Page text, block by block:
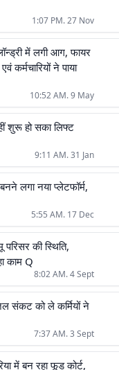
1:07 PM. 27 Nov
में लगी आग, फायर
कर्मचारियों ने पाया
10:52 AM. 9 May
शुरू हो सका लिफ्ट
9:11 AM. 31 Jan
बनने लगा नया प्लेटफॉर्म,
5:55 AM. 17 Dec
परिसर की स्थिति,
काम Q
8:02 AM. 4 Sept
संकट को ले कर्मियों ने
7:37 AM. 3 Sept
में बन रहा फूड कोर्ट,